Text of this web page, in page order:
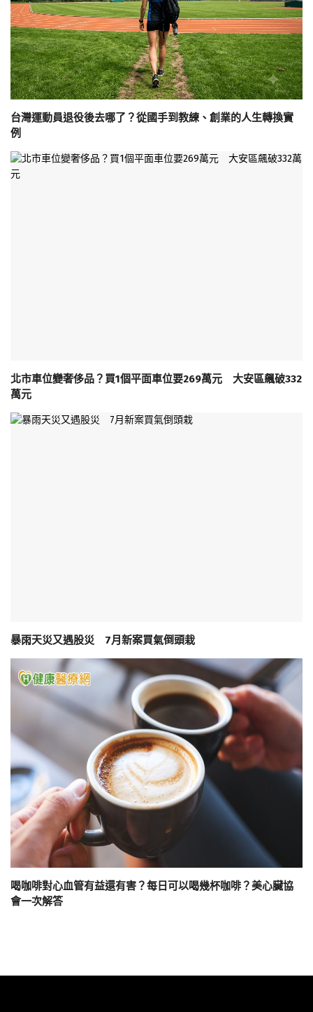
台灣運動員退役後去哪了？從國手到教練、創業的人生轉換實
例
北市車位變奢侈品？買1個平面車位要269萬元 大安區飆破332
萬元
暴雨天災又遇股災 7月新案買氣倒頭栽
喝咖啡對心血管有益還有害？每日可以喝幾杯咖啡？美心臟協
會一次解答